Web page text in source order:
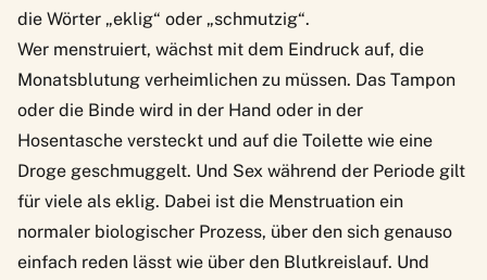
die Wörter „eklig“ oder „schmutzig“.
Wer menstruiert, wächst mit dem Eindruck auf, die
Monatsblutung verheimlichen zu müssen. Das Tampon
oder die Binde wird in der Hand oder in der
Hosentasche versteckt und auf die Toilette wie eine
Droge geschmuggelt. Und Sex während der Periode gilt
für viele als eklig. Dabei ist die Menstruation ein
normaler biologischer Prozess, über den sich genauso
einfach reden lässt wie über den Blutkreislauf. Und